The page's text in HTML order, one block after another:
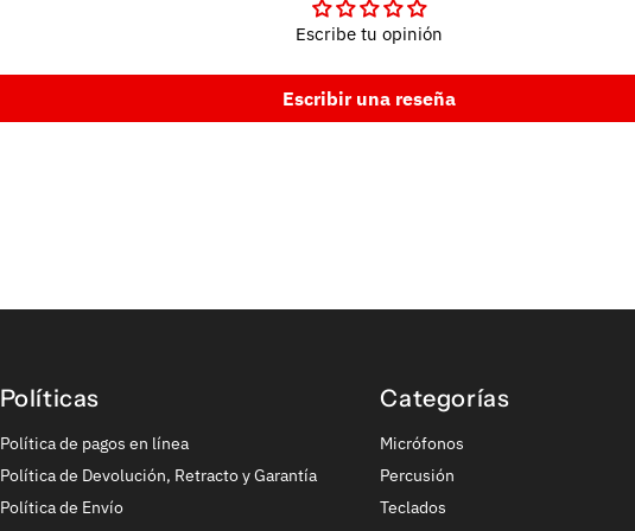
Escribe tu opinión
Escribir una reseña
Políticas
Política de pagos en línea
Política de Devolución, Retracto y Garantía
Política de Envío
Categorías
Micrófonos
Percusión
Teclados